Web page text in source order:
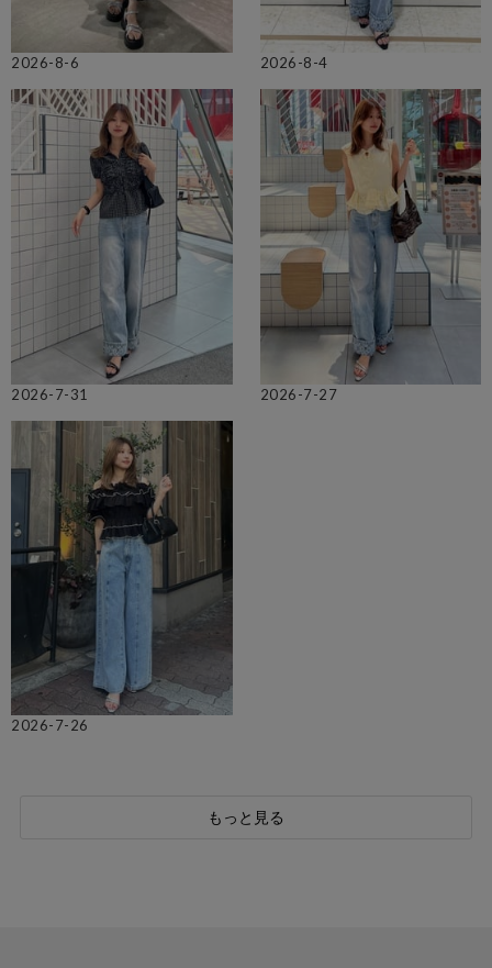
2026-8-6 2026-8-4
2026-7-31 2026-7-27
2026-7-26
もっと見る